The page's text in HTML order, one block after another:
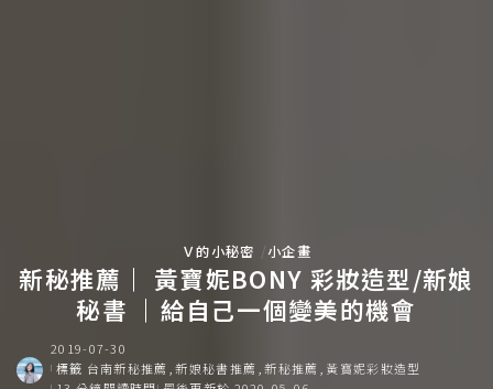
Ｖ的小秘密 小企畫
新秘推薦｜ 黃寶妮BONY 彩妝造型/新娘
秘書 ｜給自己一個變美的機會
2019-07-30
標籤 台南新秘推薦 新娘秘書推薦 新秘推薦 黃寶妮彩妝造型